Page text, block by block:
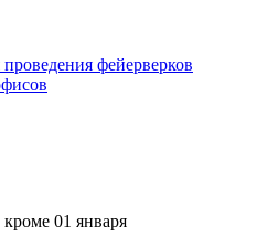
фейерверков
01 января